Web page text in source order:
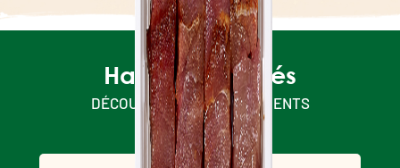
Halal & engagés
DÉCOUVREZ NOS ENGAGEMENTS